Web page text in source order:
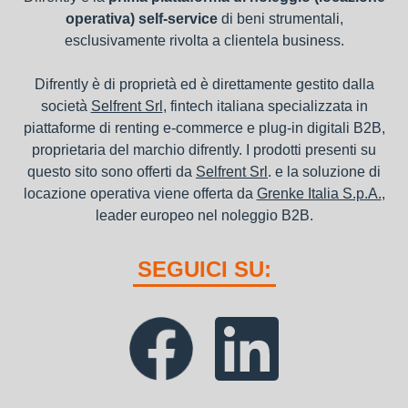
operativa) self-servicedi beni strumentali,
esclusivamente rivolta a clientela business.
Difrently è di proprietà ed è direttamente gestito dalla
società Selfrent Srl , fintech italiana specializzata in
piattaforme di renting e-commerce e plug-in digitali B2B,
proprietaria del marchio difrently. I prodotti presenti su
questo sito sono offerti da Selfrent Srl . e la soluzione di
locazione operativa viene offerta da Grenke Italia S.p.A.,
leader europeo nel noleggio B2B.
SEGUICI SU: